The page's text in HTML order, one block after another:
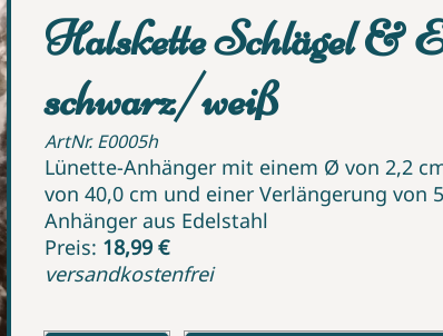
Halskette Schlägel &
schwarz/weiß
ArtNr. E0005h
Lünette-Anhänger mit einem Ø von 2,2
von 40,0 cm und einer Verlängerung von
Anhänger aus Edelstahl
Preis: 18,99 €
versandkostenfrei